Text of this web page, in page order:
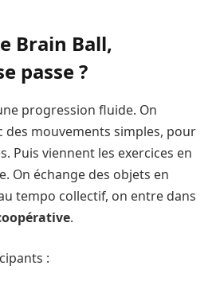
Brain Ball,
passe ?
progression fluide. On
des mouvements simples, pour
Puis viennent les exercices en
On échange des objets en
tempo collectif, on entre dans
.
: